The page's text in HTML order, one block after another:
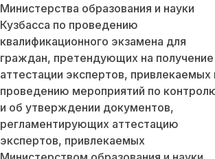
Министерства образования и науки
Кузбасса по проведению
квалификационного экзамена для
граждан, претендующих на получение
аттестации экспертов, привлекаемых
проведению мероприятий по
и об утверждении документов,
регламентирующих аттестацию
экспертов, привлекаемых